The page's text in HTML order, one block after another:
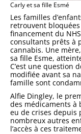
Carly et sa fille Esmé
Les familles
retrouvent
financement du
consultants prêts à
cannabis. Une
sa fille Esme,
C’est une question
modifiée avant sa
famille sont
Alfie Dingley, le
des médicaments à
eu de crises depuis
nombreux autres
l’accès à ces